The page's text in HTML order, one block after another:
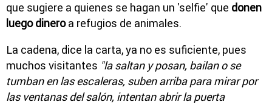
que sugiere a quienes se hagan un 'selfie' que donen
luego dineroa refugios de animales.
La cadena, dice la carta, ya no es suficiente, pues
muchos visitantes "la saltan y posan, bailan o se
tumban en las escaleras, suben arriba para mirar por
las ventanas del salón, intentan abrir la puerta